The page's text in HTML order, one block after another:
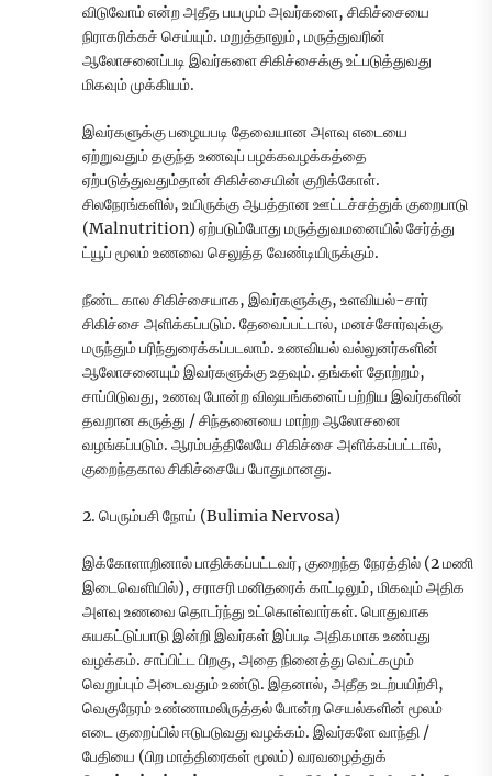
விடுவோம் என்ற அதீத பயமும் அவர்களை, சிகிச்சையை
நிராகரிக்கச் செய்யும். மறுத்தாலும், மருத்துவரின்
ஆலோசனைப்படி இவர்களை சிகிச்சைக்கு உட்படுத்துவது
மிகவும் முக்கியம்.
இவர்களுக்கு பழையபடி தேவையான அளவு எடையை
ஏற்றுவதும் தகுந்த உணவுப் பழக்கவழக்கத்தை
ஏற்படுத்துவதும்தான் சிகிச்சையின் குறிக்கோள்.
சிலநேரங்களில், உயிருக்கு ஆபத்தான ஊட்டச்சத்துக் குறைபாடு
(Malnutrition) ஏற்படும்போது மருத்துவமனையில் சேர்த்து
ட்யூப் மூலம் உணவை செலுத்த வேண்டியிருக்கும்.
நீண்ட கால சிகிச்சையாக, இவர்களுக்கு, உளவியல்-சார்
சிகிச்சை அளிக்கப்படும். தேவைப்பட்டால், மனச்சோர்வுக்கு
மருந்தும் பரிந்துரைக்கப்படலாம். உணவியல் வல்லுனர்களின்
ஆலோசனையும் இவர்களுக்கு உதவும். தங்கள் தோற்றம்,
சாப்பிடுவது, உணவு போன்ற விஷயங்களைப் பற்றிய இவர்களின்
தவறான கருத்து / சிந்தனையை மாற்ற ஆலோசனை
வழங்கப்படும். ஆரம்பத்திலேயே சிகிச்சை அளிக்கப்பட்டால்,
குறைந்தகால சிகிச்சையே போதுமானது.
2. பெரும்பசி நோய் (Bulimia Nervosa)
இக்கோளாறினால் பாதிக்கப்பட்டவர், குறைந்த நேரத்தில் (2 மணி
இடைவெளியில்), சராசரி மனிதரைக் காட்டிலும், மிகவும் அதிக
அளவு உணவை தொடர்ந்து உட்கொள்வார்கள். பொதுவாக
சுயகட்டுப்பாடு இன்றி இவர்கள் இப்படி அதிகமாக உண்பது
வழக்கம். சாப்பிட்ட பிறகு, அதை நினைத்து வெட்கமும்
வெறுப்பும் அடைவதும் உண்டு. இதனால், அதீத உடற்பயிற்சி,
வெகுநேரம் உண்ணாமலிருத்தல் போன்ற செயல்களின் மூலம்
எடை குறைப்பில் ஈடுபடுவது வழக்கம். இவர்களே வாந்தி /
பேதியை (பிற மாத்திரைகள் மூலம்) வரவழைத்துக்